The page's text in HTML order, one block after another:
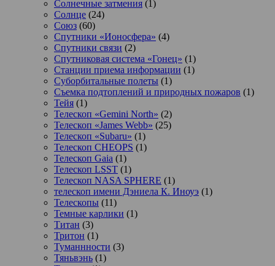
Солнечные затмения (1)
Солнце (24)
Союз (60)
Спутники «Ионосфера» (4)
Спутники связи (2)
Спутниковая система «Гонец» (1)
Станции приема информации (1)
Суборбитальные полеты (1)
Съемка подтоплений и природных пожаров (1)
Тейя (1)
Телескоп «Gemini North» (2)
Телескоп «James Webb» (25)
Телескоп «Subaru» (1)
Телескоп CHEOPS (1)
Телескоп Gaia (1)
Телескоп LSST (1)
Телескоп NASA SPHERE (1)
телескоп имени Дэниела К. Иноуэ (1)
Телескопы (11)
Темные карлики (1)
Титан (3)
Тритон (1)
Туманнности (3)
Тяньвэнь (1)